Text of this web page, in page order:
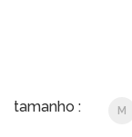
tamanho : M